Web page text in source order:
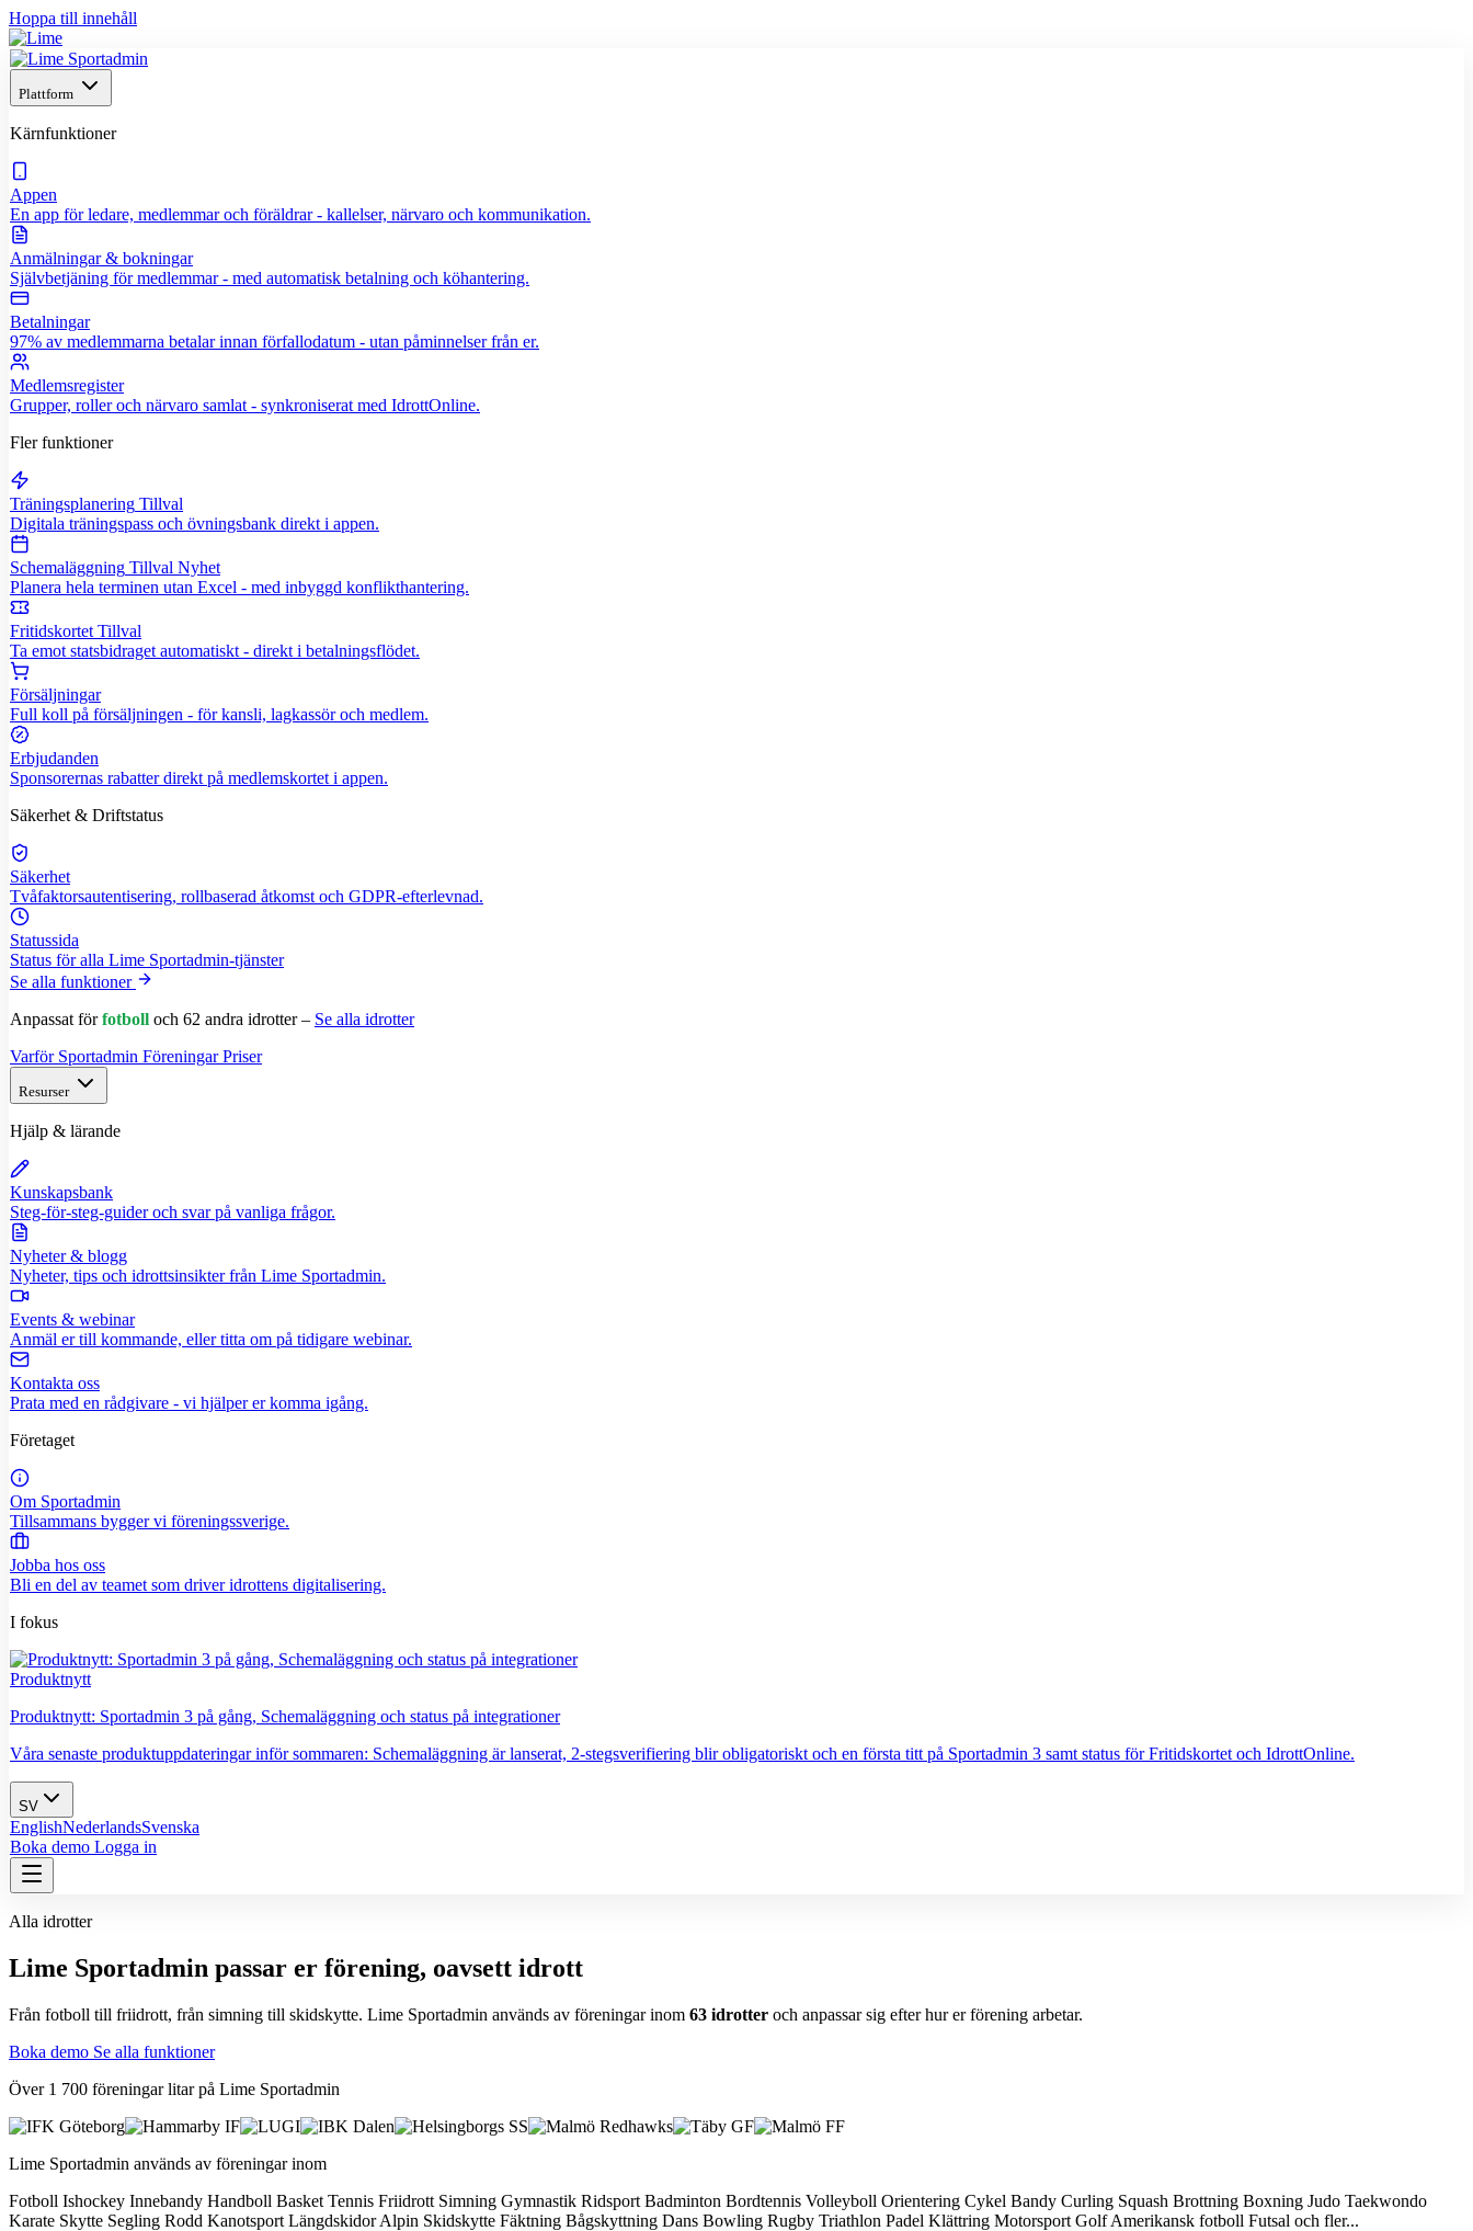
Hoppa till innehåll
Plattform
Kärnfunktioner
Appen
En app för ledare, medlemmar och föräldrar - kallelser, närvaro och kommunikation.
Anmälningar & bokningar
Självbetjäning för medlemmar - med automatisk betalning och köhantering.
Betalningar
97% av medlemmarna betalar innan förfallodatum - utan påminnelser från er.
Medlemsregister
Grupper, roller och närvaro samlat - synkroniserat med IdrottOnline.
Fler funktioner
Träningsplanering Tillval
Digitala träningspass och övningsbank direkt i appen.
Schemaläggning Tillval Nyhet
Planera hela terminen utan Excel - med inbyggd konflikthantering.
Fritidskortet Tillval
Ta emot statsbidraget automatiskt - direkt i betalningsflödet.
Försäljningar
Full koll på försäljningen - för kansli, lagkassör och medlem.
Erbjudanden
Sponsorernas rabatter direkt på medlemskortet i appen.
Säkerhet & Driftstatus
Säkerhet
Tvåfaktorsautentisering, rollbaserad åtkomst och GDPR-efterlevnad.
Statussida
Status för alla Lime Sportadmin-tjänster
Se alla funktioner
Anpassat förfotboll och 62 andra idrotter – Se alla idrotter
Varför Sportadmin FöreningarPriser
Resurser
Hjälp & lärande
Kunskapsbank
Steg-för-steg-guider och svar på vanliga frågor.
Nyheter & blogg
Nyheter, tips och idrottsinsikter från Lime Sportadmin.
Events & webinar
Anmäl er till kommande, eller titta om på tidigare webinar.
Kontakta oss
Prata med en rådgivare - vi hjälper er komma igång.
Företaget
Om Sportadmin
Tillsammans bygger vi föreningssverige.
Jobba hos oss
Bli en del av teamet som driver idrottens digitalisering.
I fokus
Produktnytt
Produktnytt: Sportadmin 3 på gång, Schemaläggning och status på integrationer
Våra senaste produktuppdateringar inför sommaren: Schemaläggning är lanserat, 2-stegsverifiering blir obligatoriskt och en första titt på Sportadmin 3 samt status för Fritidskortet och IdrottOnline.
SV
EnglishNederlandsSvenska
Boka demo Logga in
Alla idrotter
Lime Sportadmin passar er förening, oavsett idrott
Från fotboll till friidrott, från simning till skidskytte. Lime Sportadmin används av föreningar inom 63 idrotter och anpassar sig efter hur er förening arbetar.
Boka demo Se alla funktioner
Över 1 700 föreningar litar på Lime Sportadmin
Lime Sportadmin används av föreningar inom
Fotboll Ishockey Innebandy Handboll Basket Tennis Friidrott Simning Gymnastik Ridsport Badminton Bordtennis Volleyboll Orientering Cykel Bandy Curling Squash Brottning Boxning Judo Taekwondo
Karate Skytte Segling Rodd Kanotsport LängdskidorAlpin Skidskytte Fäktning Bågskyttning Dans Bowling Rugby Triathlon Padel Klättring Motorsport GolfAmerikansk fotboll Futsal och fler...